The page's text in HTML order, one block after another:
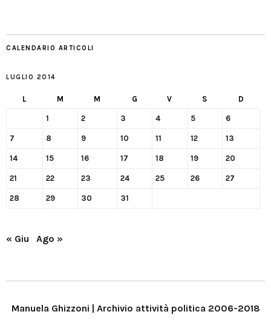
CALENDARIO ARTICOLI
LUGLIO 2014
L M M G V S D
1 2 3 4 5 6
7 8 9 10 11 12 13
14 15 16 17 18 19 20
21 22 23 24 25 26 27
28 29 30 31
« Giu Ago »
Manuela Ghizzoni | Archivio attività politica 2006-2018